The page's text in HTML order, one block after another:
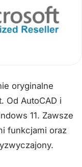
oryginalne
Od AutoCAD i
11. Zawsze
funkcjami oraz